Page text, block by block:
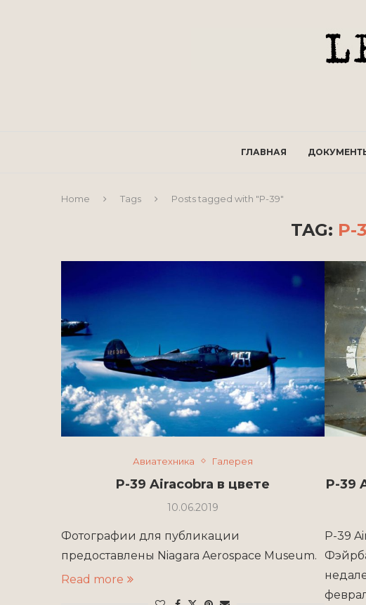
ГЛАВНАЯ
Home Tags Posts tagged with "P-39"
TAG: P-
Авиатехника Галерея
P-39 Airacobra в цвете
10.06.2019
Фотографии для публикации
предоставлены Niagara Aerospace Museum.
Read more
P-39
P-39